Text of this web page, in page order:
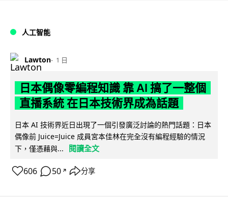
人工智能
Lawton 1 日
日本偶像零編程知識 靠 AI 搞了一整個
直播系統 在日本技術界成為話題
日本 AI 技術界近日出現了一個引發廣泛討論的熱門話題：日本
偶像前 Juice=Juice 成員宮本佳林在完全沒有編程經驗的情況
下，僅憑藉與...
閱讀全文
606 50 ↗ 分享